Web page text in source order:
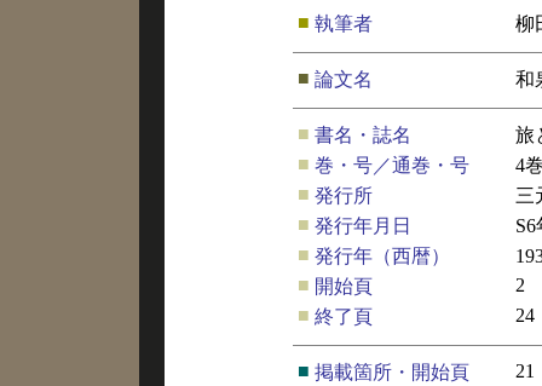
■ 執筆者 柳
■ 論文名 和
■ 書名・誌名
旅
■ 巻・号／通巻・号
4
■ 発行所
三
■ 発行年月日
■ 発行年（西暦）
■ 開始頁
2
■ 終了頁 24
■ 掲載箇所・開始頁
21